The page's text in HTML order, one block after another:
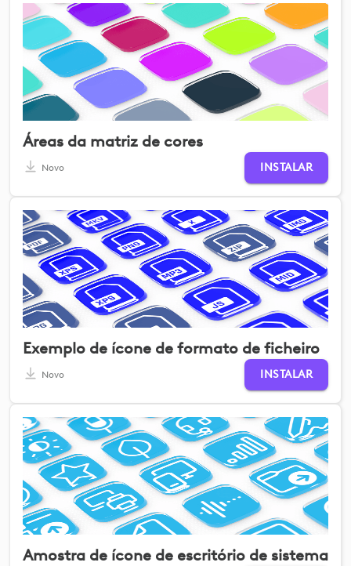
Áreas da matriz de cores
Novo INSTALAR
Exemplo de ícone de formato de ficheiro
Novo INSTALAR
Amostra de ícone de escritório de sistema